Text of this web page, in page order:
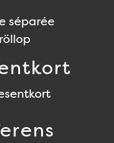
séparée